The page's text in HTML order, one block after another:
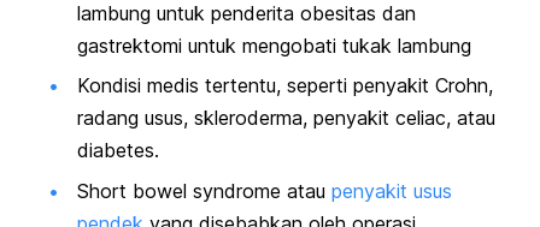
lambung untuk penderita obesitas dan
gastrektomi untuk mengobati tukak lambung
Kondisi medis tertentu, seperti penyakit Crohn,
radang usus, skleroderma, penyakit celiac, atau
diabetes.
Short bowel syndrome atau penyakit usus